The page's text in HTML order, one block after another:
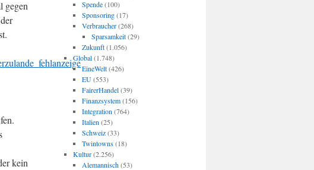
gegen
kein
Spende(100)
Sponsoring(17)
Verbraucher(268)
Sparsamkeit(29)
Zukunft(1.056)
Global(1.748)
EineWelt(426)
EU(553)
FairerHandel(39)
Finanzsystem(156)
Integration (764)
Italien (25)
Schweiz(33)
Twintowns(18)
Kultur(2.256)
Alemannisch(53)